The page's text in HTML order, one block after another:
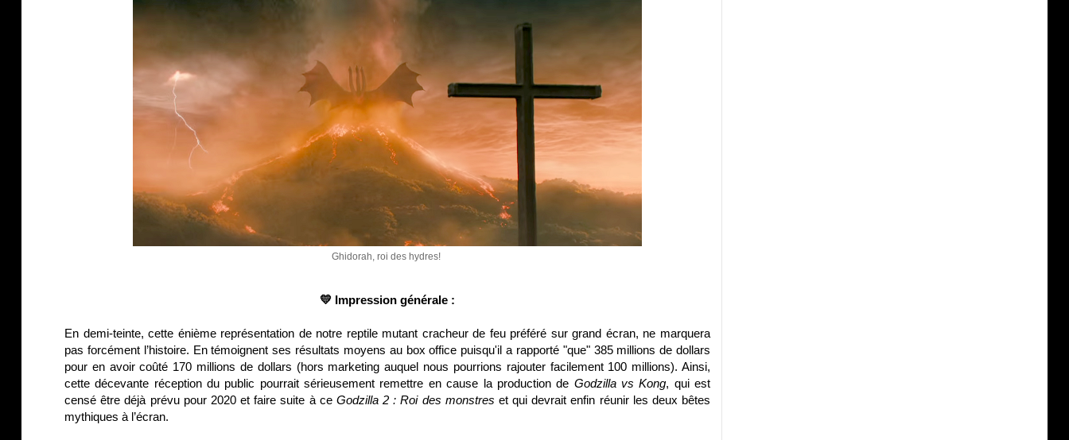
Ghidorah, roi des hydres!
💛 Impression générale :
En demi-teinte, cette énième représentation de notre reptile mutant cracheur de feu préféré sur grand écran, ne marquera
pas forcément l’histoire. En témoignent ses résultats moyens au box office puisqu'il a rapporté "que" 385 millions de dollars
pour en avoir coûté 170 millions de dollars (hors marketing auquel nous pourrions rajouter facilement 100 millions). Ainsi,
cette décevante réception du public pourrait sérieusement remettre en cause la production de Godzilla vs Kong, qui est
censé être déjà prévu pour 2020 et faire suite à ce Godzilla 2 : Roi des monstres et qui devrait enfin réunir les deux bêtes
mythiques à l’écran.